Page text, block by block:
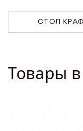
СТОЛ
Товары